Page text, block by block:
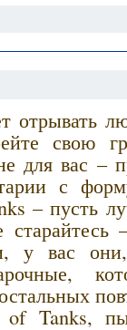
отрывать
свою
для вас –
с
– пусть
у вас они,
of Tanks,